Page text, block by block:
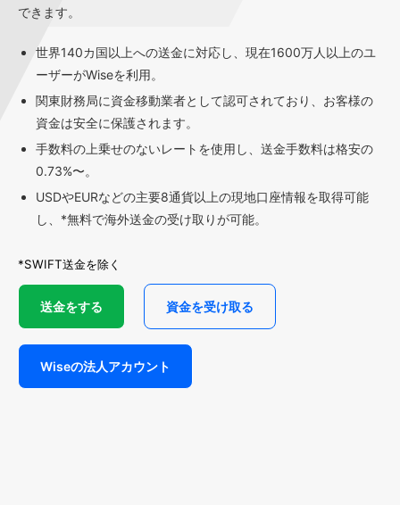
できます。
世界140カ国以上への送金に対応し、現在1600万人以上のユ
ーザーがWiseを利用。
関東財務局に資金移動業者として認可されており、お客様の
資金は安全に保護されます。
手数料の上乗せのないレートを使用し、送金手数料は格安の
0.73%〜。
USDやEURなどの主要8通貨以上の現地口座情報を取得可能
し、*無料で海外送金の受け取りが可能。
*SWIFT送金を除く
送金をする 資金を受け取る
Wiseの法人アカウント